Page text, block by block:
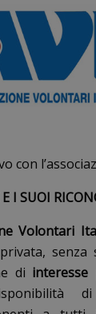
con
E I SUOI
Volontari
privata,
di interesse